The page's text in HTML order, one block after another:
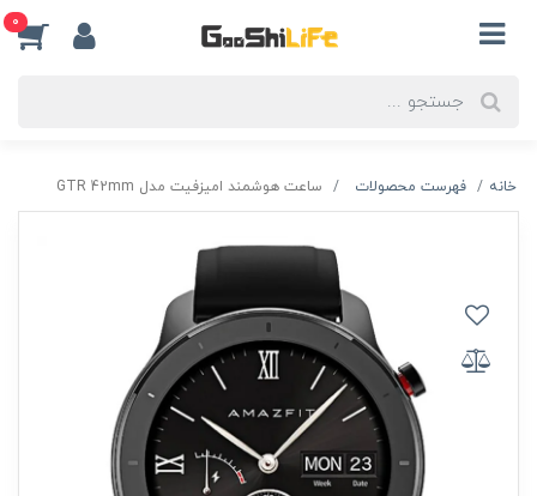
0
خانه فهرست محصولات ساعت هوشمند امیزفیت مدل GTR 42mm